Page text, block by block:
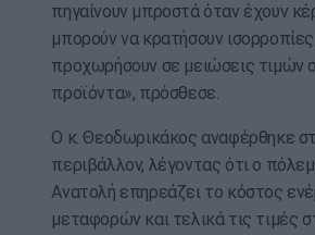
πηγαίνουν μπροστά όταν έχουν
μπορούν να κρατήσουν
προχωρήσουν σε μειώσεις τιμών
προϊόντα», πρόσθεσε.
Ο κ. Θεοδωρικάκος αναφέρθηκε
περιβάλλον, λέγοντας ότι ο
Ανατολή επηρεάζει το κόστος
μεταφορών και τελικά τις τιμές